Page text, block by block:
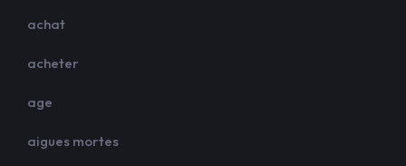
achat
acheter
age
aigues mortes